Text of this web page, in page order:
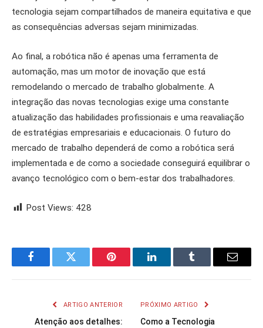
tecnologia sejam compartilhados de maneira equitativa e que
as consequências adversas sejam minimizadas.
Ao final, a robótica não é apenas uma ferramenta de
automação, mas um motor de inovação que está
remodelando o mercado de trabalho globalmente. A
integração das novas tecnologias exige uma constante
atualização das habilidades profissionais e uma reavaliação
de estratégias empresariais e educacionais. O futuro do
mercado de trabalho dependerá de como a robótica será
implementada e de como a sociedade conseguirá equilibrar o
avanço tecnológico com o bem-estar dos trabalhadores.
Post Views: 428
FacebookTwitter Pinterest LinkedInTumblr Email
ARTIGO ANTERIOR
Atenção aos detalhes:
PRÓXIMO ARTIGO
Como a Tecnologia